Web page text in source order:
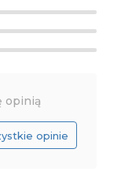
opinią
opinie